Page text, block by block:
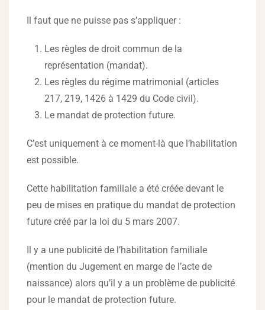
Il faut que ne puisse pas s’appliquer :
Les règles de droit commun de la
représentation (mandat).
Les règles du régime matrimonial (articles
217, 219, 1426 à 1429 du Code civil).
Le mandat de protection future.
C’est uniquement à ce moment-là que l’habilitation
est possible.
Cette habilitation familiale a été créée devant le
peu de mises en pratique du mandat de protection
future créé par la loi du 5 mars 2007.
Il y a une publicité de l’habilitation familiale
(mention du Jugement en marge de l’acte de
naissance) alors qu’il y a un problème de publicité
pour le mandat de protection future.